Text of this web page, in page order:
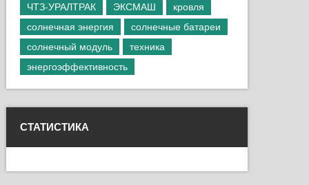
ЧТЗ-УРАЛТРАК
ЭКСМАШ
кровля
солнечная энергия
солнечные батареи
солнечный модуль
техника
энергоэффективность
СТАТИСТИКА